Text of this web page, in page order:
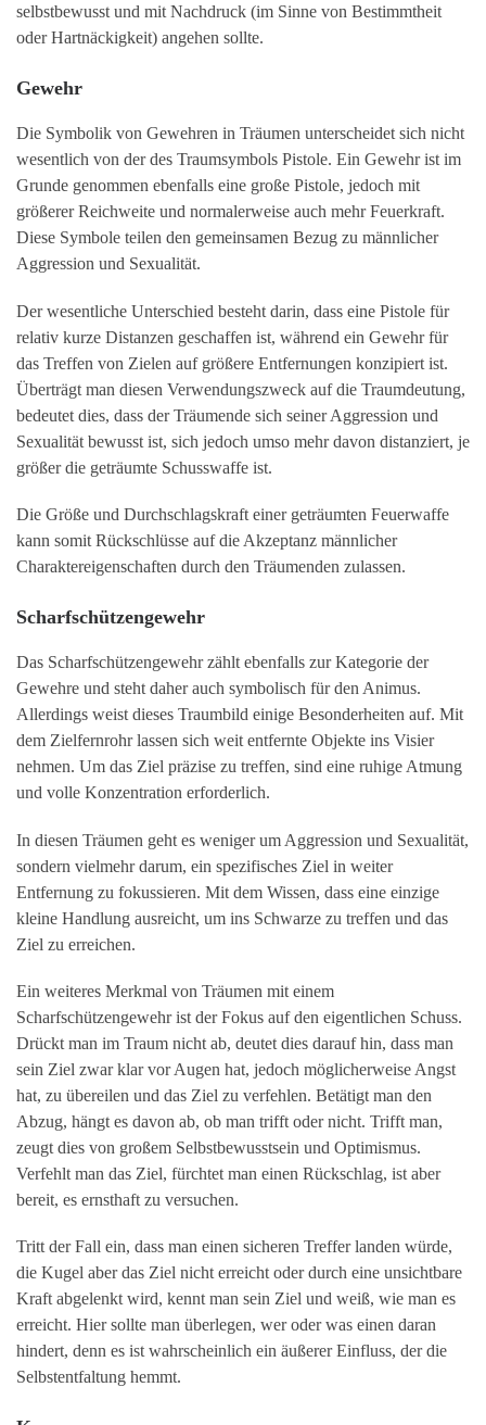
selbstbewusst und mit Nachdruck (im Sinne von Bestimmtheit
oder Hartnäckigkeit) angehen sollte.
Gewehr
Die Symbolik von Gewehren in Träumen unterscheidet sich nicht
wesentlich von der des Traumsymbols Pistole. Ein Gewehr ist im
Grunde genommen ebenfalls eine große Pistole, jedoch mit
größerer Reichweite und normalerweise auch mehr Feuerkraft.
Diese Symbole teilen den gemeinsamen Bezug zu männlicher
Aggression und Sexualität.
Der wesentliche Unterschied besteht darin, dass eine Pistole für
relativ kurze Distanzen geschaffen ist, während ein Gewehr für
das Treffen von Zielen auf größere Entfernungen konzipiert ist.
Überträgt man diesen Verwendungszweck auf die Traumdeutung,
bedeutet dies, dass der Träumende sich seiner Aggression und
Sexualität bewusst ist, sich jedoch umso mehr davon distanziert, je
größer die geträumte Schusswaffe ist.
Die Größe und Durchschlagskraft einer geträumten Feuerwaffe
kann somit Rückschlüsse auf die Akzeptanz männlicher
Charaktereigenschaften durch den Träumenden zulassen.
Scharfschützengewehr
Das Scharfschützengewehr zählt ebenfalls zur Kategorie der
Gewehre und steht daher auch symbolisch für den Animus.
Allerdings weist dieses Traumbild einige Besonderheiten auf. Mit
dem Zielfernrohr lassen sich weit entfernte Objekte ins Visier
nehmen. Um das Ziel präzise zu treffen, sind eine ruhige Atmung
und volle Konzentration erforderlich.
In diesen Träumen geht es weniger um Aggression und Sexualität,
sondern vielmehr darum, ein spezifisches Ziel in weiter
Entfernung zu fokussieren. Mit dem Wissen, dass eine einzige
kleine Handlung ausreicht, um ins Schwarze zu treffen und das
Ziel zu erreichen.
Ein weiteres Merkmal von Träumen mit einem
Scharfschützengewehr ist der Fokus auf den eigentlichen Schuss.
Drückt man im Traum nicht ab, deutet dies darauf hin, dass man
sein Ziel zwar klar vor Augen hat, jedoch möglicherweise Angst
hat, zu übereilen und das Ziel zu verfehlen. Betätigt man den
Abzug, hängt es davon ab, ob man trifft oder nicht. Trifft man,
zeugt dies von großem Selbstbewusstsein und Optimismus.
Verfehlt man das Ziel, fürchtet man einen Rückschlag, ist aber
bereit, es ernsthaft zu versuchen.
Tritt der Fall ein, dass man einen sicheren Treffer landen würde,
die Kugel aber das Ziel nicht erreicht oder durch eine unsichtbare
Kraft abgelenkt wird, kennt man sein Ziel und weiß, wie man es
erreicht. Hier sollte man überlegen, wer oder was einen daran
hindert, denn es ist wahrscheinlich ein äußerer Einfluss, der die
Selbstentfaltung hemmt.